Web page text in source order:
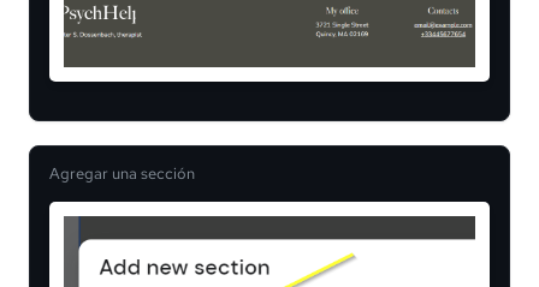
Agregar una sección